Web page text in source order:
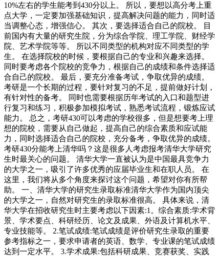
10%左右的学生能考到430分以上。 所以，要想以高分考上重
点大学，一定要加强基础知识，提高解决问题的能力，同时适
当调整心态，增强信心。 其次，要选择适合自己的院校。 目
前国内有大量的研究生院，分为综合学院、理工学院、财经学
院、艺术学院等等。 所以不同类型的机构对应不同类型的学
生。 在选择院校的时候，要根据自己的专业和兴趣来选择。
同时要考虑各个院校的竞争力，根据自己的成绩和条件选择适
合自己的院校。 最后，要充分准备考试，争取优异的成绩。
考研是一个长期的过程，要针对复习的不足，提前做好计划，
有针对性的备考。 同时也需要根据历年考试的入口和题型进
行复习和练习，积极参加模拟考试，熟悉考试流程，锻炼应试
能力。 总之，考研430可以考虑的学校很多，但是想要考上理
想的院校，需要从自己做起，提高自己的综合素质和应试能
力，同时选择适合自己的院校，充分备考，争取优异的成绩。
考研430分能考上清华吗？这是很多人考虑报考清华大学研究
生时最关心的问题。 清华大学一直被认为是中国最具竞争力
的大学之一，吸引了许多优秀的应届毕业生和在职人员。 在
这里，我们将从多个角度来探讨这个问题，希望对你有所帮
助。 一、清华大学的研究生录取标准清华大学作为国内顶尖
的大学之一，自然对研究生的录取标准很高。 具体来说，清
华大学在招收研究生时主要考虑以下因素:1。综合素质:学术背
景、学术要点、科研经历、论文及成果、外语及计算机水平、
专业技能等。 2.笔试成绩:笔试成绩是评价研究生录取的重要
参考指标之一，要求申请者的英语、数学、专业课的笔试成绩
达到一定水平。 3.学术成果:包括科研成果、竞赛获奖、实践